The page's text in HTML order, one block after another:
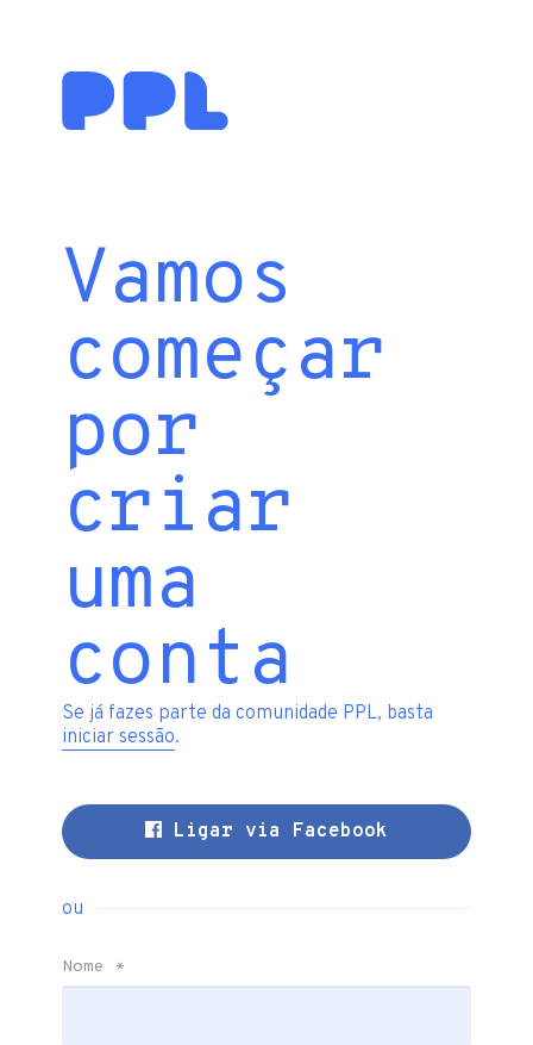
Vamos
começar
por
criar
uma
conta
Se já fazes parte da comunidade PPL, basta
iniciar sessão.
Ligar via Facebook
ou
Nome *